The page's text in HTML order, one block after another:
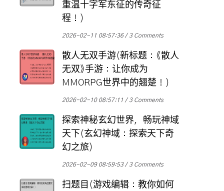
重温十字军东征的传奇征
程！)
2026-02-11 08:57:36 3 Comments
散人无双手游(新标题：《散人
无双》手游：让你成为
MMORPG世界中的翘楚！)
2026-02-10 08:57:11 3 Comments
探索神秘玄幻世界，畅玩神域
天下(玄幻神域：探索天下奇
幻之旅)
2026-02-09 08:59:53 3 Comments
扫题目(游戏编辑：教你如何